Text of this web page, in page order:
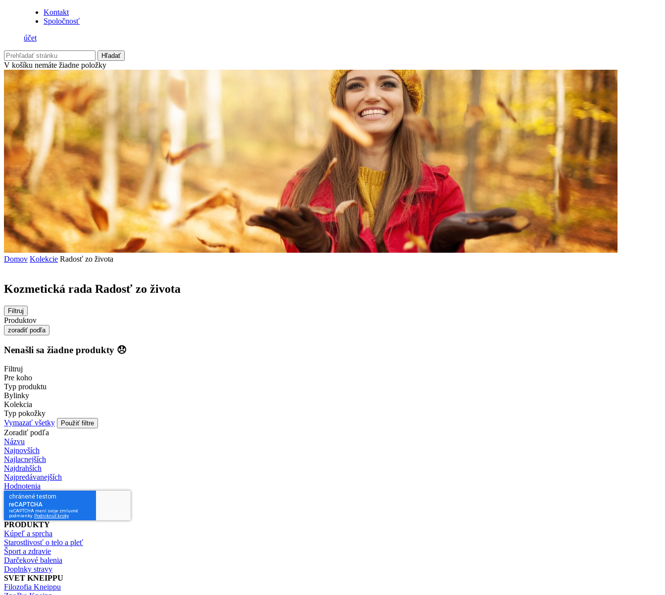
Kontakt
Spoločnosť
účet
Hľadať
V košíku nemáte žiadne položky
Domov Kolekcie Radosť zo života
Kozmetická rada Radosť zo života
Filtruj
Produktov
zoradiť podľa
Nenašli sa žiadne produkty 😞
Filtruj
Pre koho
Typ produktu
Bylinky
Kolekcia
Typ pokožky
Vymazať všetky
Použiť filtre
Zoradiť podľa
Názvu
Najnovších
Najlacnejších
Najdrahších
Najpredávanejších
Hodnotenia
PRODUKTY
Kúpeľ a sprcha
Starostlivosť o telo a pleť
Šport a zdravie
Darčekové balenia
Doplnky stravy
SVET KNEIPPU
Filozofia Kneippu